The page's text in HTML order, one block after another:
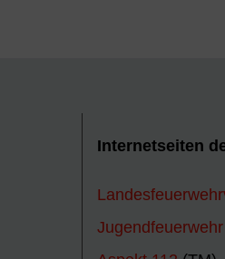
Internetseiten